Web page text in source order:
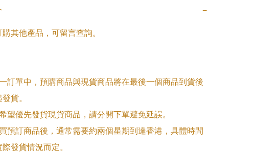
−
購其他產品，可留言查詢。
訂單中，預購商品與現貨商品將在最後一個商品到貨後
貨。
望優先發貨現貨商品，請分開下單避免延誤。
預訂商品後，通常需要約兩個星期到達香港，具體時間
際發貨情況而定。